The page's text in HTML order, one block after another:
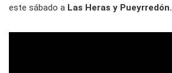
este sábado a Las Heras y Pueyrredón.